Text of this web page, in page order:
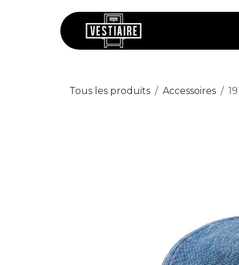
Tous les produits Accessoires